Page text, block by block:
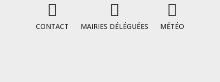
CONTACT MAIRIES DÉLÉGUÉES MÉTÉO